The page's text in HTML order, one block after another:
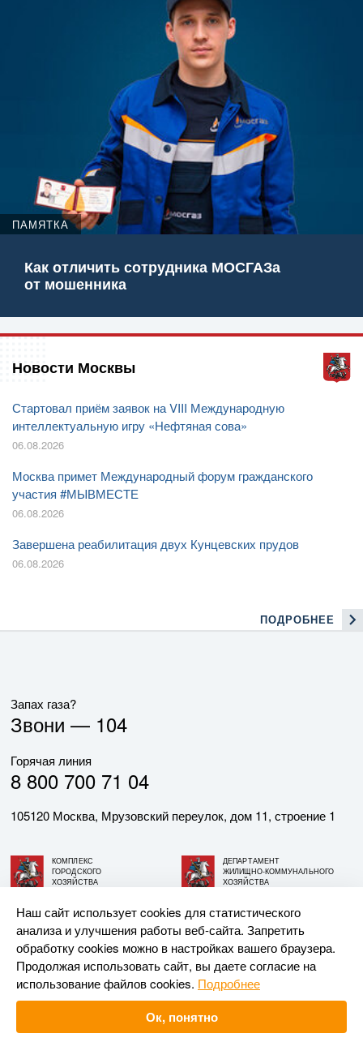
ПАМЯТКА
Как отличить сотрудника МОСГАЗа
от мошенника
Новости Москвы
Стартовал приём заявок на VIII Международную
интеллектуальную игру «Нефтяная сова»
06.08.2026
Москва примет Международный форум гражданского
участия #МЫВМЕСТЕ
06.08.2026
Завершена реабилитация двух Кунцевских прудов
06.08.2026
ПОДРОБНЕЕ
Запах газа?
Звони — 104
Горячая линия
8 800 700 71 04
105120 Москва, Мрузовский переулок, дом 11, строение 1
КОМПЛЕКС
ГОРОДСКОГО
ХОЗЯЙСТВА
ДЕПАРТАМЕНТ
ЖИЛИЩНО-КОММУНАЛЬНОГО
ХОЗЯЙСТВА
© АО «МОСГАЗ», 2026. При использовании материалов
ссылка на сайт обязательна.
Разработка и поддержка —Upriver
Наш сайт использует cookies для статистического
анализа и улучшения работы веб-сайта. Запретить
обработку cookies можно в настройках вашего браузера.
Продолжая использовать сайт, вы даете согласие на
использование файлов cookies. Подробнее
Ок, понятно